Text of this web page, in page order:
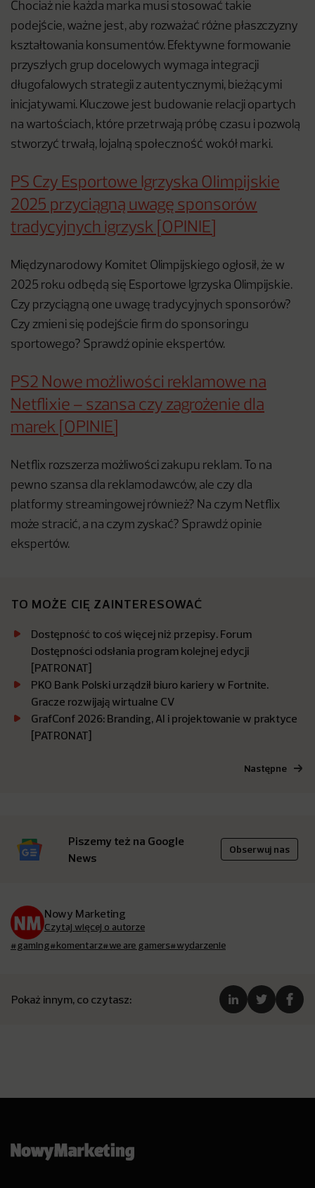
Chociaż nie każda marka musi stosować takie
podejście, ważne jest, aby rozważać różne płaszczyzny
kształtowania konsumentów. Efektywne formowanie
przyszłych grup docelowych wymaga integracji
długofalowych strategii z autentycznymi, bieżącymi
inicjatywami. Kluczowe jest budowanie relacji opartych
na wartościach, które przetrwają próbę czasu i pozwolą
stworzyć trwałą, lojalną społeczność wokół marki.
PS Czy Esportowe Igrzyska Olimpijskie
2025 przyciągną uwagę sponsorów
tradycyjnych igrzysk [OPINIE]
Międzynarodowy Komitet Olimpijskiego ogłosił, że w
2025 roku odbędą się Esportowe Igrzyska Olimpijskie.
Czy przyciągną one uwagę tradycyjnych sponsorów?
Czy zmieni się podejście firm do sponsoringu
sportowego? Sprawdź opinie ekspertów.
PS2 Nowe możliwości reklamowe na
Netflixie – szansa czy zagrożenie dla
marek [OPINIE]
Netflix rozszerza możliwości zakupu reklam. To na
pewno szansa dla reklamodawców, ale czy dla
platformy streamingowej również? Na czym Netflix
może stracić, a na czym zyskać? Sprawdź opinie
ekspertów.
TO MOŻE CIĘ ZAINTERESOWAĆ
Dostępność to coś więcej niż przepisy. Forum
Dostępności odsłania program kolejnej edycji
[PATRONAT]
PKO Bank Polski urządził biuro kariery w Fortnite.
Gracze rozwijają wirtualne CV
GrafConf 2026: Branding, AI i projektowanie w praktyce
[PATRONAT]
Następne
Piszemy też na Google
News
Obserwuj nas
Nowy Marketing
Czytaj więcej o autorze
#gaming#komentarz#we are gamers#wydarzenie
Pokaż innym, co czytasz: